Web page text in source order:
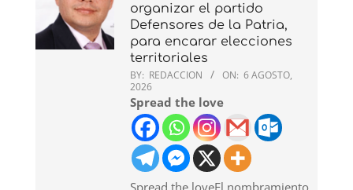
organizar el partido
Defensores de la Patria,
para encarar elecciones
territoriales
BY: REDACCION ON: 6 AGOSTO,
2026
Spread the love
Spread the loveEl nombramiento